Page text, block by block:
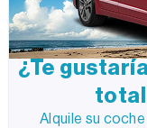
¿Te
Alquile su